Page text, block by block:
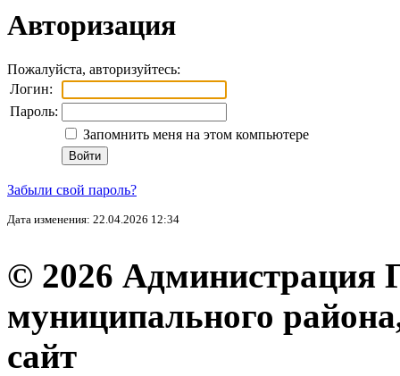
Авторизация
Пожалуйста, авторизуйтесь:
Логин:
Пароль:
Запомнить меня на этом компьютере
Забыли свой пароль?
Дата изменения: 22.04.2026 12:34
© 2026 Администрация
муниципального